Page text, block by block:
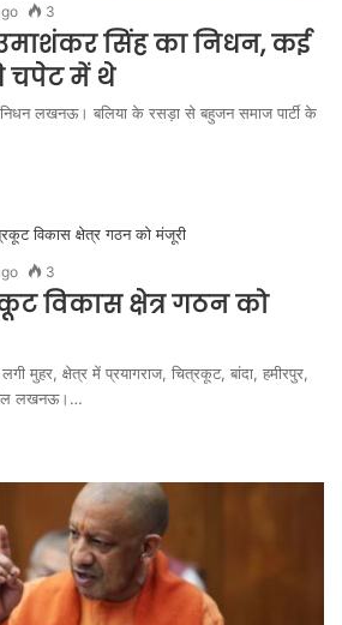
3
सिंह का निधन, कई
चपेट में थे
लखनऊ। बलिया के रसड़ा से बहुजन समाज पार्टी के
3
विकास क्षेत्र गठन को
मुहर, क्षेत्र में प्रयागराज, चित्रकूट, बांदा, हमीरपुर,
लखनऊ।…